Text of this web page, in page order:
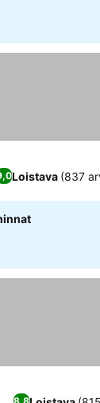
Loistava (837